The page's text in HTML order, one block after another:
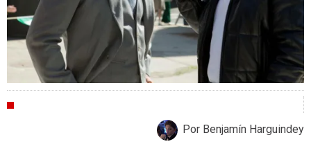
Por Benjamín Harguindey